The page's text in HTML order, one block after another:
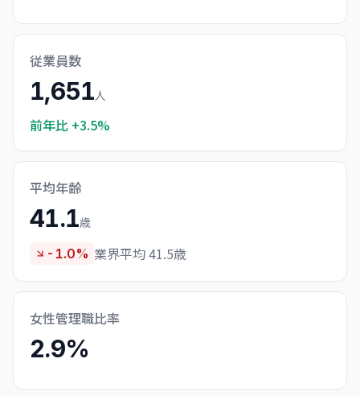
従業員数
1,651人
前年比 +3.5%
平均年齢
41.1歳
-1.0% 業界平均 41.5歳
女性管理職比率
2.9%